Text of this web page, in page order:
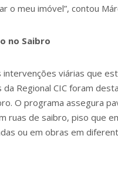
o meu imóvel”, contou
no Saibro
intervenções viárias que
da Regional CIC foram
O programa assegura
ruas de saibro, piso que
ou em obras em